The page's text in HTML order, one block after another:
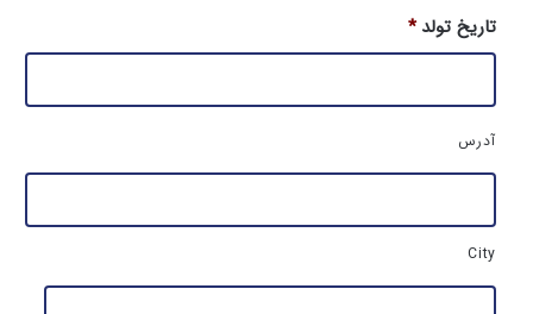
تاریخ تولد *
آ
ر
ک
ا
ل
آدرس
City